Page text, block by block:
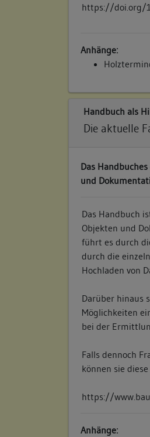
https://doi.org/
Anhänge:
Handbuch als
Die aktuelle
Das
und
Das Handbuch
Objekten und
führt es durch
durch die
Hochladen von
Darüber hinaus
Möglichkeiten
bei der
Falls dennoch
können sie
https://
Anhänge: